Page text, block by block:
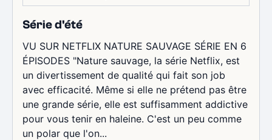
Série d'été
VU SUR NETFLIX NATURE SAUVAGE SÉRIE EN 6
ÉPISODES "Nature sauvage, la série Netflix, est
un divertissement de qualité qui fait son job
avec efficacité. Même si elle ne prétend pas être
une grande série, elle est suffisamment addictive
pour vous tenir en haleine. C'est un peu comme
un polar que l'on...